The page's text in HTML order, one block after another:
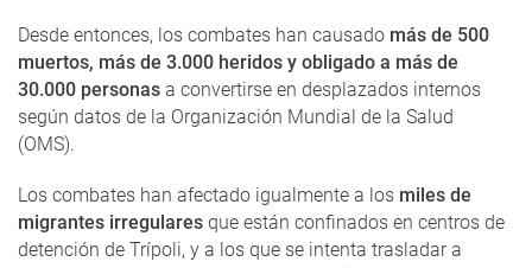
Desde entonces, los combates han causado más de 500
muertos, más de 3.000 heridos y obligado a más de
30.000 personas a convertirse en desplazados internos
según datos de la Organización Mundial de la Salud
(OMS).
Los combates han afectado igualmente a los miles de
migrantes irregulares que están confinados en centros de
detención de Trípoli, y a los que se intenta trasladar a